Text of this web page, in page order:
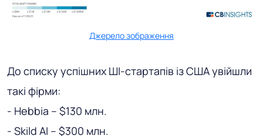
Джерело зображення
До списку успішних ШІ-стартапів із США увійшли
такі фірми:
- Hebbia – $130 млн.
- Skild AI – $300 млн.